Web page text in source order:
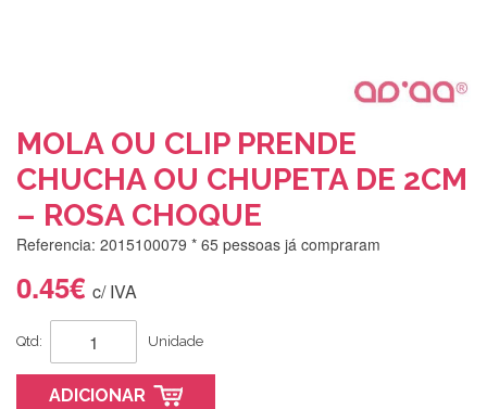
MOLA OU CLIP PRENDE
CHUCHA OU CHUPETA DE 2CM
– ROSA CHOQUE
Referencia: 2015100079 * 65 pessoas já compraram
0.45€ c/ IVA
Qtd: Unidade
ADICIONAR